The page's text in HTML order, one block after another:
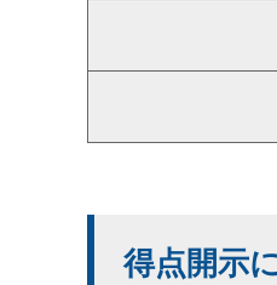
得点開示